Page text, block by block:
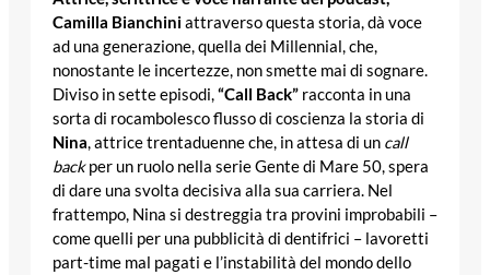
Camilla Bianchiniattraverso questa storia, dà voce
ad una generazione, quella dei Millennial, che,
nonostante le incertezze, non smette mai di sognare.
Diviso in sette episodi,“Call Back” racconta in una
sorta di rocambolesco flusso di coscienza la storia di
Nina, attrice trentaduenne che, in attesa di un call
backper un ruolo nella serie Gente di Mare 50, spera
di dare una svolta decisiva alla sua carriera. Nel
frattempo, Nina si destreggia tra provini improbabili –
come quelli per una pubblicità di dentifrici – lavoretti
part-time mal pagati e l’instabilità del mondo dello